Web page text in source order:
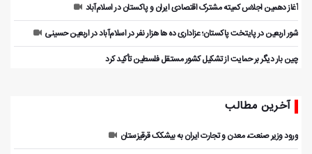
آغاز دهمین اجلاس کمیته مشترک اقتصادی ایران و پاکستان در اسلام‌آباد
شور اربعین در پایتخت پاکستان؛ عزاداری ده ها هزار نفر در اسلام‌آباد در اربعین حسینی
چین بار دیگر بر حمایت از تشکیل کشور مستقل فلسطین تأکید کرد
آخرین مطالب
ورود وزیر صنعت، معدن و تجارت ایران به بیشکک قرقیزستان